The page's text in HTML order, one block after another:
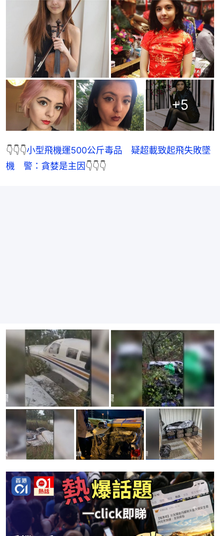
+5
👇👇👇小型飛機運500公斤毒品　疑超載致起飛失敗墜
機　警：貪婪是主因👇👇👇